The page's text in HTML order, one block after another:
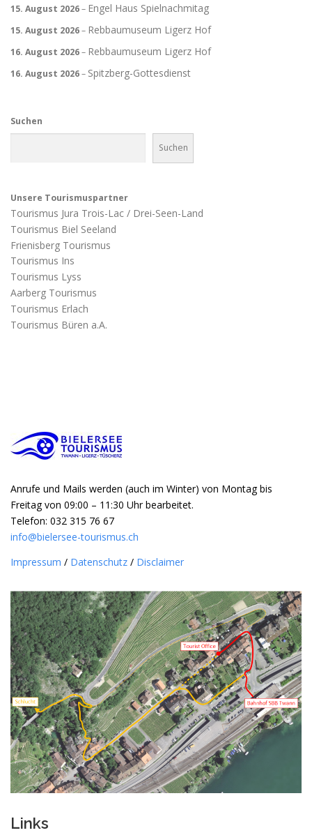
15. August 2026– Engel Haus Spielnachmitag
15. August 2026– Rebbaumuseum Ligerz Hof
16. August 2026– Rebbaumuseum Ligerz Hof
16. August 2026– Spitzberg-Gottesdienst
Suchen
Suchen
Unsere Tourismuspartner
Tourismus Jura Trois-Lac / Drei-Seen-Land
Tourismus Biel Seeland
Frienisberg Tourismus
Tourismus Ins
Tourismus Lyss
Aarberg Tourismus
Tourismus Erlach
Tourismus Büren a.A.
Anrufe und Mails werden (auch im Winter) von Montag bis
Freitag von 09:00 – 11:30 Uhr bearbeitet.
Telefon: 032 315 76 67
info@bielersee-tourismus.ch
Impressum / Datenschutz / Disclaimer
Links